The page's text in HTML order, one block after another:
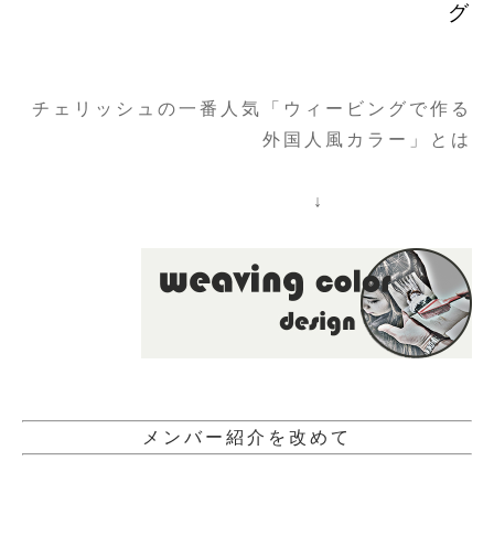
グ
チェリッシュの一番人気「ウィービングで作る
外国人風カラー」とは
↓
メンバー紹介を改めて